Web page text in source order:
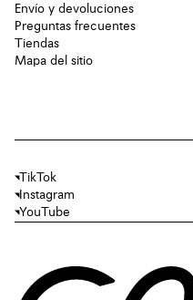
Envío y devoluciones
Preguntas frecuentes
Tiendas
Mapa del sitio
TikTok
Instagram
YouTube